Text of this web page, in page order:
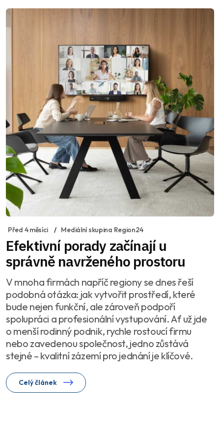
Před 4 měsíci Mediální skupina Region24
Efektivní porady začínají u
správně navrženého prostoru
V mnoha firmách napříč regiony se dnes řeší
podobná otázka: jak vytvořit prostředí, které
bude nejen funkční, ale zároveň podpoří
spolupráci a profesionální vystupování. Ať už jde
o menší rodinný podnik, rychle rostoucí firmu
nebo zavedenou společnost, jedno zůstává
stejné – kvalitní zázemí pro jednání je klíčové.
Celý článek